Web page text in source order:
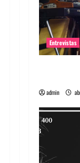
Entrevistas
admin